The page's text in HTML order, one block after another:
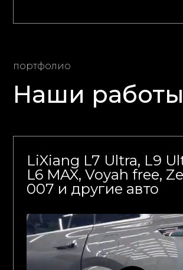
Наши работы
портфолио
LiXiang L7 Ultra, L9
L6 MAX, Voyah free,
007 и другие авто